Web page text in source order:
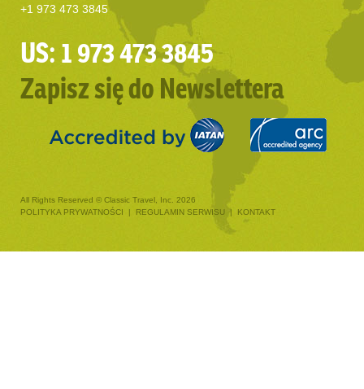
+1 973 473 3845
US: 1 973 473 3845
Zapisz się do Newslettera
All Rights Reserved © Classic Travel, Inc. 2026
POLITYKA PRYWATNOŚCI
| REGULAMIN SERWISU | KONTAKT